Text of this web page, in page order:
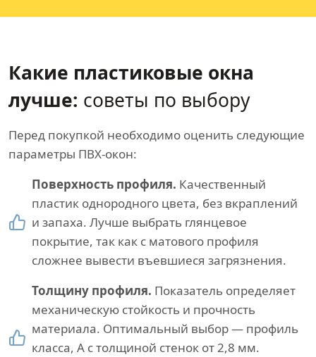
Какие пластиковые окна
лучше: советы по выбору
Перед покупкой необходимо оценить следующие
параметры ПВХ-окон:
Поверхность профиля. Качественный
пластик однородного цвета, без вкраплений
и запаха. Лучше выбрать глянцевое
покрытие, так как с матового профиля
сложнее вывести въевшиеся загрязнения.
Толщину профиля. Показатель определяет
механическую стойкость и прочность
материала. Оптимальный выбор — профиль
класса, А с толщиной стенок от 2,8 мм.